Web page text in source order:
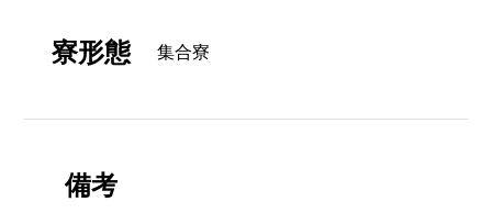
寮形態 集合寮
備考